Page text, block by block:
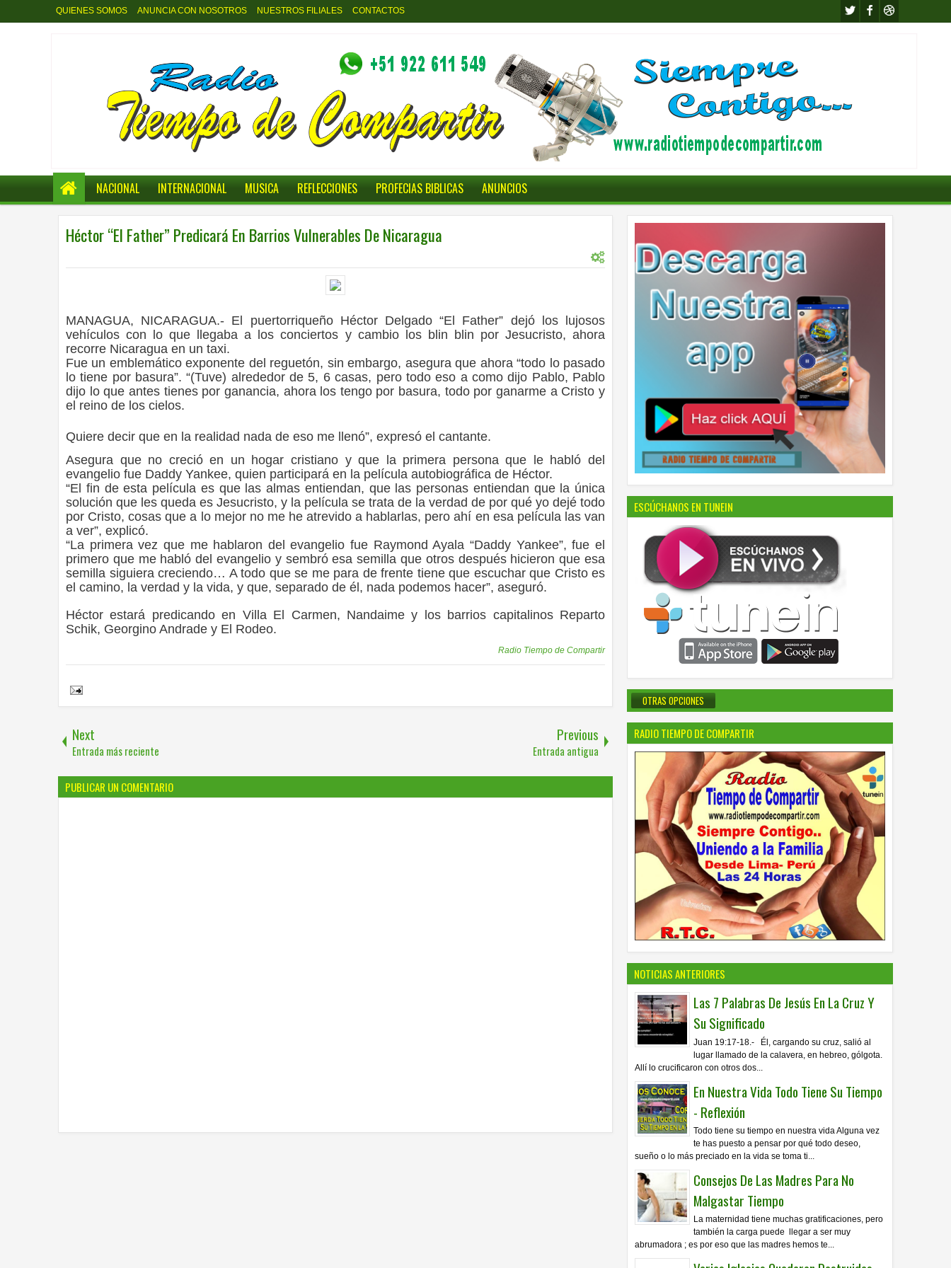
QUIENES SOMOS ANUNCIA CON NOSOTROS NUESTROS FILIALES CONTACTOS
NACIONAL INTERNACIONAL MUSICA REFLECCIONES PROFECIAS BIBLICAS ANUNCIOS
Héctor “El Father” Predicará En Barrios Vulnerables De Nicaragua
MANAGUA, NICARAGUA.- El puertorriqueño Héctor Delgado “El Father” dejó los lujosos
vehículos con lo que llegaba a los conciertos y cambio los blin blin por Jesucristo, ahora
recorre Nicaragua en un taxi.
Fue un emblemático exponente del reguetón, sin embargo, asegura que ahora “todo lo pasado
lo tiene por basura”. “(Tuve) alrededor de 5, 6 casas, pero todo eso a como dijo Pablo, Pablo
dijo lo que antes tienes por ganancia, ahora los tengo por basura, todo por ganarme a Cristo y
el reino de los cielos.
Quiere decir que en la realidad nada de eso me llenó”, expresó el cantante.
Asegura que no creció en un hogar cristiano y que la primera persona que le habló del
evangelio fue Daddy Yankee, quien participará en la película autobiográfica de Héctor.
“El fin de esta película es que las almas entiendan, que las personas entiendan que la única
solución que les queda es Jesucristo, y la película se trata de la verdad de por qué yo dejé todo
por Cristo, cosas que a lo mejor no me he atrevido a hablarlas, pero ahí en esa película las van
a ver”, explicó.
“La primera vez que me hablaron del evangelio fue Raymond Ayala “Daddy Yankee”, fue el
primero que me habló del evangelio y sembró esa semilla que otros después hicieron que esa
semilla siguiera creciendo… A todo que se me para de frente tiene que escuchar que Cristo es
el camino, la verdad y la vida, y que, separado de él, nada podemos hacer”, aseguró.
Héctor estará predicando en Villa El Carmen, Nandaime y los barrios capitalinos Reparto
Schik, Georgino Andrade y El Rodeo.
Radio Tiempo de Compartir
Next
Entrada más reciente
Previous
Entrada antigua
PUBLICAR UN COMENTARIO
ESCÚCHANOS EN TUNEIN
OTRAS OPCIONES
RADIO TIEMPO DE COMPARTIR
NOTICIAS ANTERIORES
Las 7 Palabras De Jesús En La Cruz Y
Su Significado
Juan 19:17-18.- Él, cargando su cruz, salió al
lugar llamado de la calavera, en hebreo, gólgota.
Allí lo crucificaron con otros dos...
En Nuestra Vida Todo Tiene Su Tiempo
- Reflexión
Todo tiene su tiempo en nuestra vida Alguna vez
te has puesto a pensar por qué todo deseo,
sueño o lo más preciado en la vida se toma ti...
Consejos De Las Madres Para No
Malgastar Tiempo
La maternidad tiene muchas gratificaciones, pero
también la carga puede llegar a ser muy
abrumadora ; es por eso que las madres hemos te...